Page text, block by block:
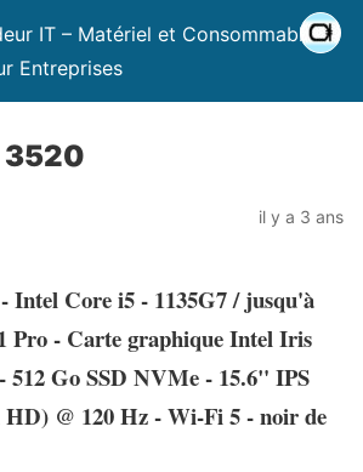
IT – Matériel et Consommables
Entreprises
3520
il y a 3 ans
Intel Core i5 - 1135G7 / jusqu'à
Pro - Carte graphique Intel Iris
Go SSD NVMe - 15.6" IPS
HD) @ 120 Hz - Wi-Fi 5 - noir de